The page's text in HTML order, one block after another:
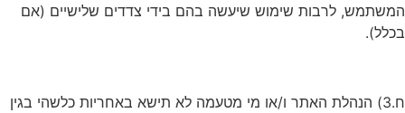
המשתמש, לרבות שימוש שיעשה בהם בידי צדדים שלישיים (אם
בכלל).
ח.3) הנהלת האתר ו/או מי מטעמה לא תישא באחריות כלשהי בגין